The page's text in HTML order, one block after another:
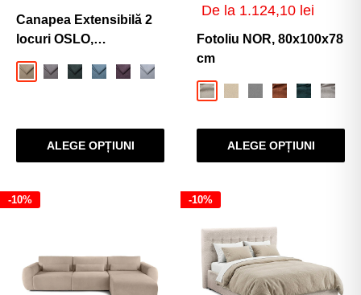
vânzare
Canapea Extensibilă 2
locuri OSLO,
154x122x90 cm
Bej-LoftGri-Inchis-Loft
Verde-Inchis-Loft
Albastru-Loft
Violet-LoftGri-Deschis-Loft
ALEGE OPȚIUNI
Preț
vânzare
De la 1.124,10 lei
Fotoliu NOR, 80x100x78
cm
Crem-Anthology
Crem-Sven
Silver-Sven
Caramiziu-
Turcoaz-
Gri-
ALEGE OPȚIUNI
-10% -10%